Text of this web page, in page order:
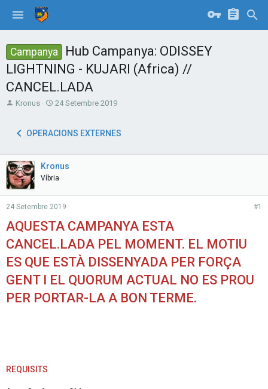
Campanya
Hub Campanya: ODISSEY
LIGHTNING - KUJARI (Africa) //
CANCEL.LADA
T
e
d
s
t
a
t
e
r
Kronus
S
r
d
a
t
24 Setembre 2019
OPERACIONS EXTERNES
Kronus
Víbria
24 Setembre 2019 #1
AQUESTA CAMPANYA ESTA
CANCEL.LADA PEL MOMENT. EL MOTIU
ES QUE ESTÀ DISSENYADA PER FORÇA
GENT I EL QUORUM ACTUAL NO ES PROU
PER PORTAR-LA A BON TERME.
REQUISITS